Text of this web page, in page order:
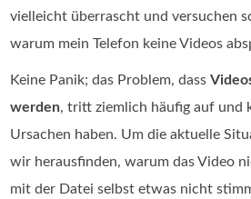
vielleicht überrascht und versuchen
warum mein Telefon keine Videos
Keine Panik; das Problem, dass
werden, tritt ziemlich häufig auf und
Ursachen haben. Um die aktuelle
wir herausfinden, warum das Video
mit der Datei selbst etwas nicht